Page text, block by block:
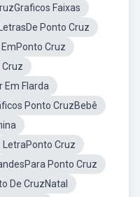
Faixas
LetrasDe Ponto Cruz
EmPonto Cruz
Cruz
Em Flarda
Ponto CruzBebê
LetraPonto Cruz
Ponto Cruz
De CruzNatal